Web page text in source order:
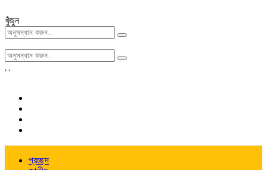
খুঁজুন
, ,
প্রচ্ছদ